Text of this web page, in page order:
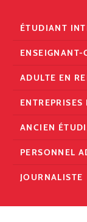
ÉTUDIANT
ENSEIGNANT-
ADULTE EN
ENTREPRISES
ANCIEN
PERSONNEL
JOURNALISTE